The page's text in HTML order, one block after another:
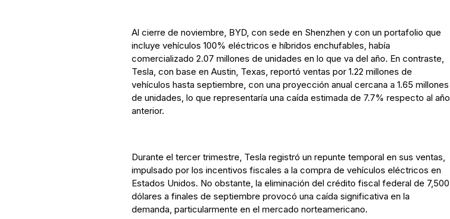
Al cierre de noviembre, BYD, con sede en Shenzhen y con un portafolio que
incluye vehículos 100% eléctricos e híbridos enchufables, había
comercializado 2.07 millones de unidades en lo que va del año. En contraste,
Tesla, con base en Austin, Texas, reportó ventas por 1.22 millones de
vehículos hasta septiembre, con una proyección anual cercana a 1.65 millones
de unidades, lo que representaría una caída estimada de 7.7% respecto al año
anterior.
Durante el tercer trimestre, Tesla registró un repunte temporal en sus ventas,
impulsado por los incentivos fiscales a la compra de vehículos eléctricos en
Estados Unidos. No obstante, la eliminación del crédito fiscal federal de 7,500
dólares a finales de septiembre provocó una caída significativa en la
demanda, particularmente en el mercado norteamericano.